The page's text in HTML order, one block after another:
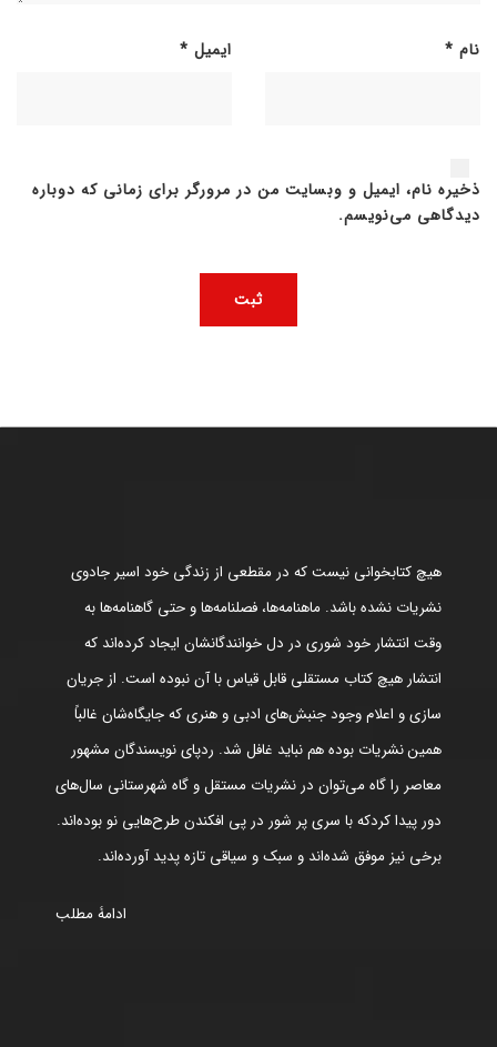
نام * ایمیل *
ذخیره نام، ایمیل و وبسایت من در مرورگر برای زمانی که دوباره
دیدگاهی می‌نویسم.
هیچ کتابخوانی نیست که در مقطعی از زندگی خود اسیر جادوی
نشریات نشده باشد. ماهنامه‌ها، فصلنامه‌ها و حتی گاهنامه‌ها به
وقت انتشار خود شوری در دل خوانندگانشان ایجاد کرده‌اند که
انتشار هیچ کتاب مستقلی قابل قیاس با آن نبوده است. از جریان
سازی و اعلام وجود جنبش‌های ادبی و هنری که جایگاه‌شان غالباً
همین نشریات بوده هم نباید غافل شد. ردپای نویسندگان مشهور
معاصر را گاه می‌توان در نشریات مستقل و گاه شهرستانی سال‌های
دور پیدا کردکه با سری پر شور در پی افکندن طرح‌هایی نو بوده‌اند.
برخی نیز موفق شده‌اند و سبک و سیاقی تازه پدید آورده‌اند.
ادامۀ مطلب